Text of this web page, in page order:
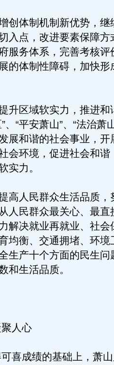
体制机制新优势，继
入点，改进要素保障方
服务体系，完善考核评
的体制性障碍，加快形
区域软实力，推进和
、“平安萧山”、“法治萧
展和谐的社会事业，开
会环境，促进社会和谐
实力。
人民群众生活品质，
人民群众最关心、最直
解决就业再就业、社会
均衡、交通拥堵、环境
生产十个方面的民生问
和生活品质。
人心
成绩的基础上，萧山